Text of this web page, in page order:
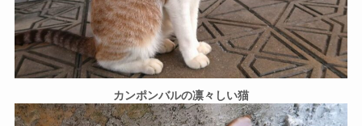
カンポンバルの凛々しい猫